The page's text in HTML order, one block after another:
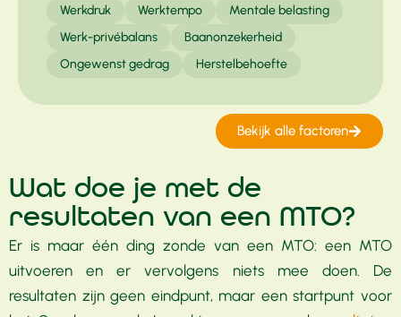
Werkdruk Werktempo
Mentale belasting
Werk-privébalans
Baanonzekerheid
Ongewenst gedrag
Herstelbehoefte
Bekijk alle factoren
Wat doe je met de
resultaten van een MTO?
Er is maar één ding zonde van een MTO: een MTO
uitvoeren en er vervolgens niets mee doen. De
resultaten zijn geen eindpunt, maar een startpunt voor